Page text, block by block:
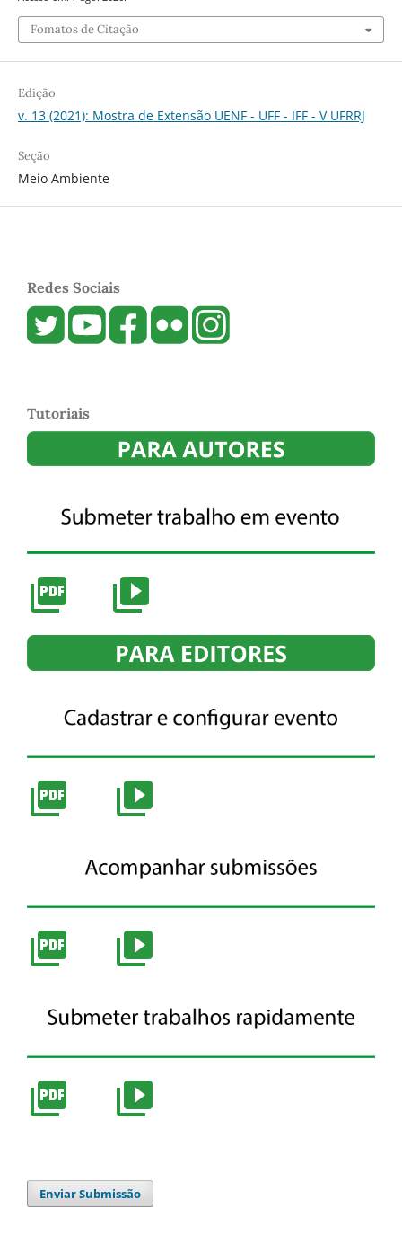
Fomatos de Citação
Edição
v. 13 (2021): Mostra de Extensão UENF - UFF - IFF - V UFRRJ
Seção
Meio Ambiente
Redes Sociais
Tutoriais
Enviar Submissão